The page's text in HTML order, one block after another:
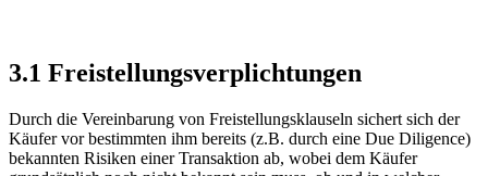
3.1 Freistellungsverplichtungen
Durch die Vereinbarung von Freistellungsklauseln sichert sich der
Käufer vor bestimmten ihm bereits (z.B. durch eine Due Diligence)
bekannten Risiken einer Transaktion ab, wobei dem Käufer